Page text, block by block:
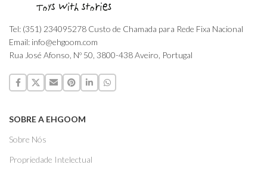
Tel: (351) 234095278 Custo de Chamada para Rede Fixa Nacional
Email: info@ehgoom.com
Rua José Afonso, Nº 50, 3800-438 Aveiro, Portugal
SOBRE A EHGOOM
Sobre Nós
Propriedade Intelectual